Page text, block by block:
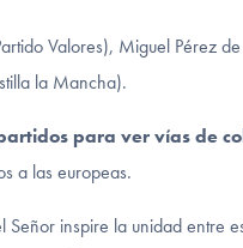
Valores), Miguel Pérez
la Mancha).
para ver vías de
a las europeas.
inspire la unidad entre